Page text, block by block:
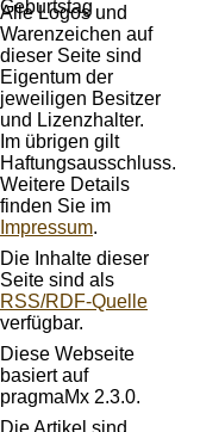
Alle Logos und
Warenzeichen auf
dieser Seite sind
Eigentum der
jeweiligen Besitzer
und Lizenzhalter.
Im übrigen gilt
Haftungsausschluss.
Weitere Details
finden Sie im
Impressum.
Die Inhalte dieser
Seite sind als
RSS/RDF-Quelle
verfügbar.
Diese Webseite
basiert auf
pragmaMx 2.3.0.
Die Artikel sind